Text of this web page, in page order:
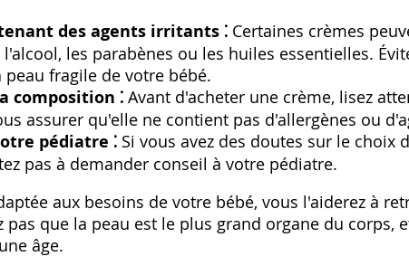
des agents irritants ⁚ Certaines crèmes
les parabènes ou les huiles essentielles.
fragile de votre bébé.
composition ⁚ Avant d'acheter une crème, lisez
assurer qu'elle ne contient pas d'allergènes ou
pédiatre ⁚ Si vous avez des doutes sur le choix
pas à demander conseil à votre pédiatre.
aux besoins de votre bébé, vous l'aiderez à
pas que la peau est le plus grand organe du corps,
âge.